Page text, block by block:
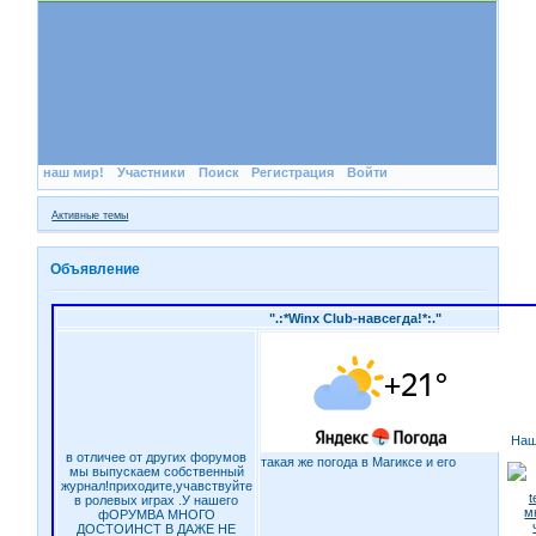
наш мир! Участники Поиск Регистрация Войти
Активные темы
Объявление
".:*Winx Club-навсегда!*:."
в отличее от других форумов
мы выпускаем собственный
журнал!приходите,учавствуйте
в ролевых играх .У нашего
фОРУМВА МНОГО
ДОСТОИНСТ В ДАЖЕ НЕ
такая же погода в Магиксе и его